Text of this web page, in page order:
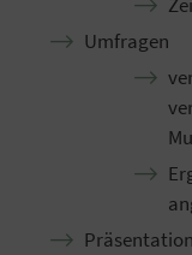
Umfragen
Präsentation